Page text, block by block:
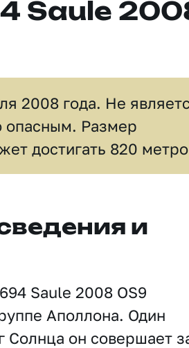
Saule
2008 года. Не
опасным. Размер
достигать 820
и
Saule 2008 OS9
Аполлона. Один
Солнца он совершает